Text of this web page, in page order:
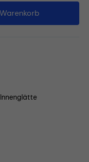
gewünschten